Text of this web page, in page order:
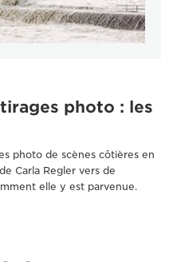
photo : les
photo de scènes côtières en
Carla Regler vers de
elle y est parvenue.